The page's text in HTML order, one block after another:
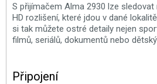
S přijímačem Alma 2930 lze
HD rozlišení, které jdou v dané
si tak můžete ostré detaily nejen
filmů, seriálů, dokumentů nebo
Připojení